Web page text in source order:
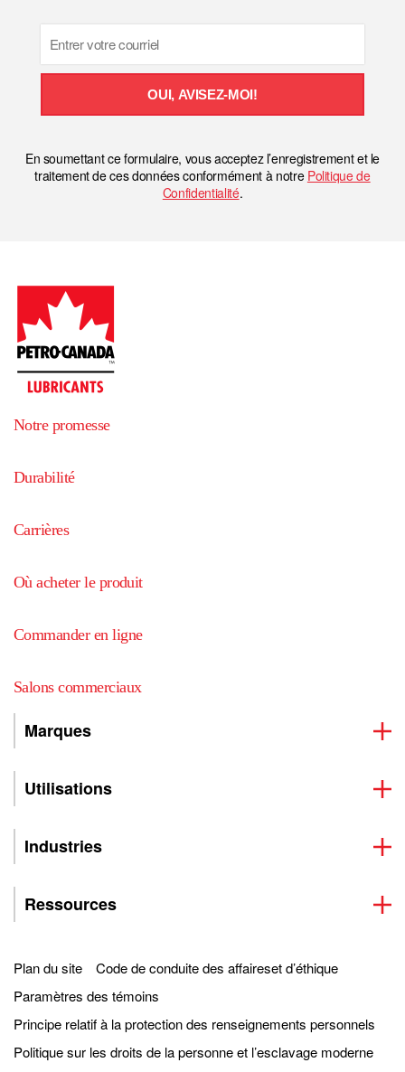
OUI, AVISEZ-MOI!
En soumettant ce formulaire, vous acceptez l’enregistrement et le
traitement de ces données conformément à notre Politique de
Confidentialité.
Notre promesse
Durabilité
Carrières
Où acheter le produit
Commander en ligne
Salons commerciaux
Marques
Utilisations
Industries
Ressources
Plan du site
Code de conduite des affaireset d’éthique
Paramètres des témoins
Principe relatif à la protection des renseignements personnels
Politique sur les droits de la personne et l’esclavage moderne